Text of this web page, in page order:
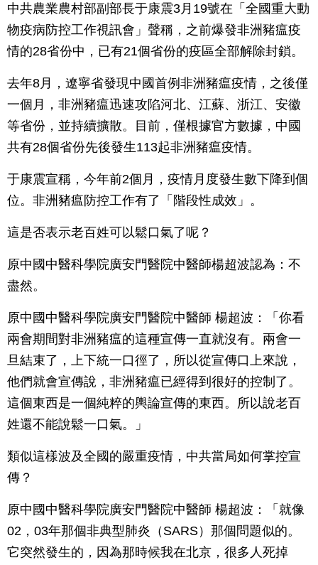
中共農業農村部副部長于康震3月19號在「全國重大動
物疫病防控工作視訊會」聲稱，之前爆發非洲豬瘟疫
情的28省份中，已有21個省份的疫區全部解除封鎖。
去年8月，遼寧省發現中國首例非洲豬瘟疫情，之後僅
一個月，非洲豬瘟迅速攻陷河北、江蘇、浙江、安徽
等省份，並持續擴散。目前，僅根據官方數據，中國
共有28個省份先後發生113起非洲豬瘟疫情。
于康震宣稱，今年前2個月，疫情月度發生數下降到個
位。非洲豬瘟防控工作有了「階段性成效」。
這是否表示老百姓可以鬆口氣了呢？
原中國中醫科學院廣安門醫院中醫師楊超波認為：不
盡然。
原中國中醫科學院廣安門醫院中醫師 楊超波：「你看
兩會期間對非洲豬瘟的這種宣傳一直就沒有。兩會一
旦結束了，上下統一口徑了，所以從宣傳口上來說，
他們就會宣傳說，非洲豬瘟已經得到很好的控制了。
這個東西是一個純粹的輿論宣傳的東西。所以說老百
姓還不能說鬆一口氣。」
類似這樣波及全國的嚴重疫情，中共當局如何掌控宣
傳？
原中國中醫科學院廣安門醫院中醫師 楊超波：「就像
02，03年那個非典型肺炎（SARS）那個問題似的。
它突然發生的，因為那時候我在北京，很多人死掉